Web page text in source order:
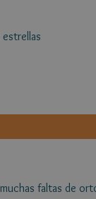
muchas faltas de